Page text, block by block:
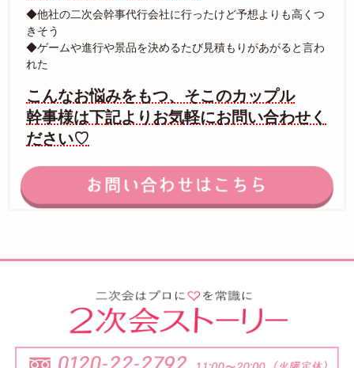
◆他社の二次会幹事代行会社に行ったけど予想よりも高くつ
きそう
◆ゲームや進行や景品を決めるたび見積もりがあがると言わ
れた
こんなお悩みをもつ、そこのカップル
幹事様は下記よりお気軽にお問い合わせく
ださい♡